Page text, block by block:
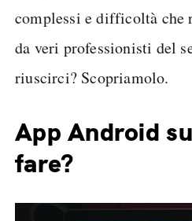
complessi e difficoltà che
da veri professionisti del
riuscirci? Scopriamolo.
App Android
fare?